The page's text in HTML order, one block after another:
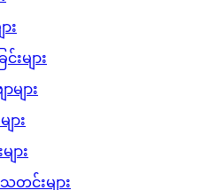
င်းများ
း Facebook သတင်းများ